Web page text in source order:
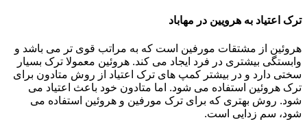
ترک اعتیاد به هرویین در مهاباد
هروئین از مشتقات مورفین است که به مراتب قوی تر می باشد و
وابستگی بیشتری در فرد ایجاد می کند. هروئین معمولا ترک بسیار
سختی دارد و در بیشتر کمپ های ترک اعتیاد از روش متادون برای
ترک هروئین استفاده می شود. اما متادون خود باعث اعتیاد می
شود. روش بهتری که برای ترک مورفین و هروئین استفاده می
شود، سم زدایی است.